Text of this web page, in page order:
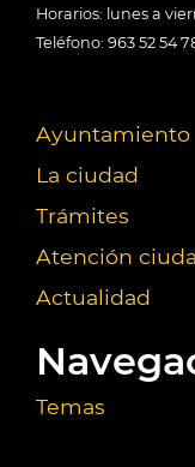
Horarios: lunes a
Teléfono: 963 52 54
Ayuntamiento
La ciudad
Trámites
Atención
Actualidad
Temas